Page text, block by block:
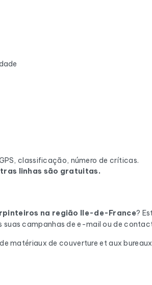
classificação, número de críticas.
linhas são gratuitas.
na região Ile-de-France?
suas campanhas de e-mail ou de
matériaux de couverture et aux
do Cleanmylist.email antes de ser